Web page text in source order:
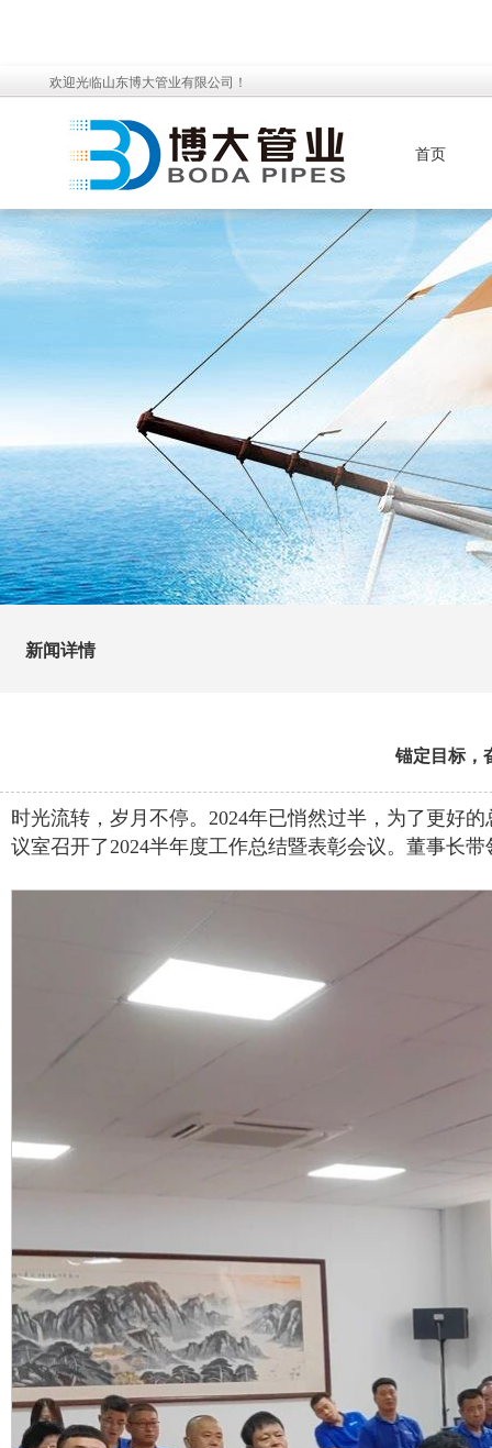
欢迎光临山东博大管业有限公司！
首页
新闻详情
锚定目标，
时光流转，岁月不停。2024年已悄然过半，为了更好
议室召开了2024半年度工作总结暨表彰会议。董事长